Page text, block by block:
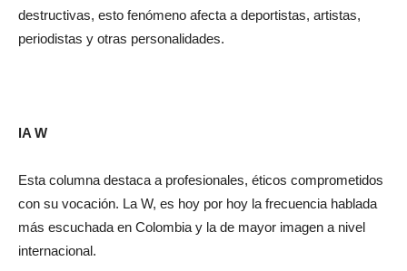
destructivas, esto fenómeno afecta a deportistas, artistas,
periodistas y otras personalidades.
lA W
Esta columna destaca a profesionales, éticos comprometidos
con su vocación. La W, es hoy por hoy la frecuencia hablada
más escuchada en Colombia y la de mayor imagen a nivel
internacional.